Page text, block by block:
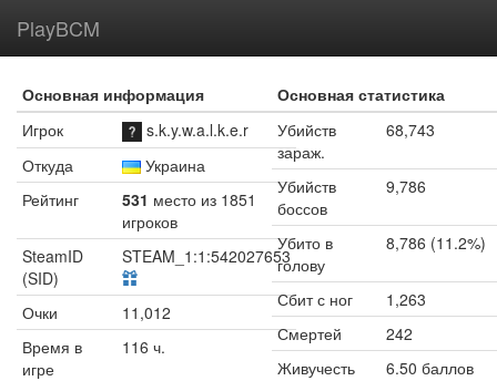
PlayBCM
Основная информация
Игрок
s.k.y.w.a.l.k.e.r
Откуда
Украина
Рейтинг
531 место из 1851
игроков
SteamID
(SID)
STEAM_1:1:542027653
Очки
11,012
Время в
игре
116 ч.
Основная статистика
Убийств
зараж.
68,743
Убийств
боссов
9,786
Убито в
голову
8,786 (11.2%)
Сбит с ног
1,263
Смертей
242
Живучесть
6.50 баллов